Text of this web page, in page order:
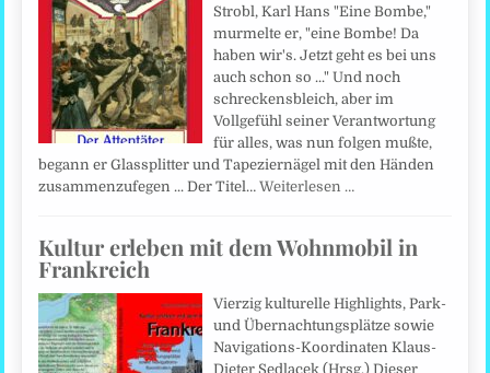
Strobl, Karl Hans "Eine Bombe,"
murmelte er, "eine Bombe! Da
haben wir's. Jetzt geht es bei uns
auch schon so ..." Und noch
schreckensbleich, aber im
Vollgefühl seiner Verantwortung
für alles, was nun folgen mußte,
begann er Glassplitter und Tapeziernägel mit den Händen
zusammenzufegen ... Der Titel…Weiterlesen …
Kultur erleben mit dem Wohnmobil in
Frankreich
Vierzig kulturelle Highlights, Park-
und Übernachtungsplätze sowie
Navigations-Koordinaten Klaus-
Dieter Sedlacek (Hrsg.) Dieser